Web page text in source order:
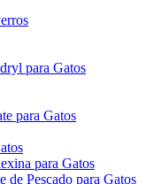
para Gatos
para Gatos
para Gatos
Pescado para Gatos